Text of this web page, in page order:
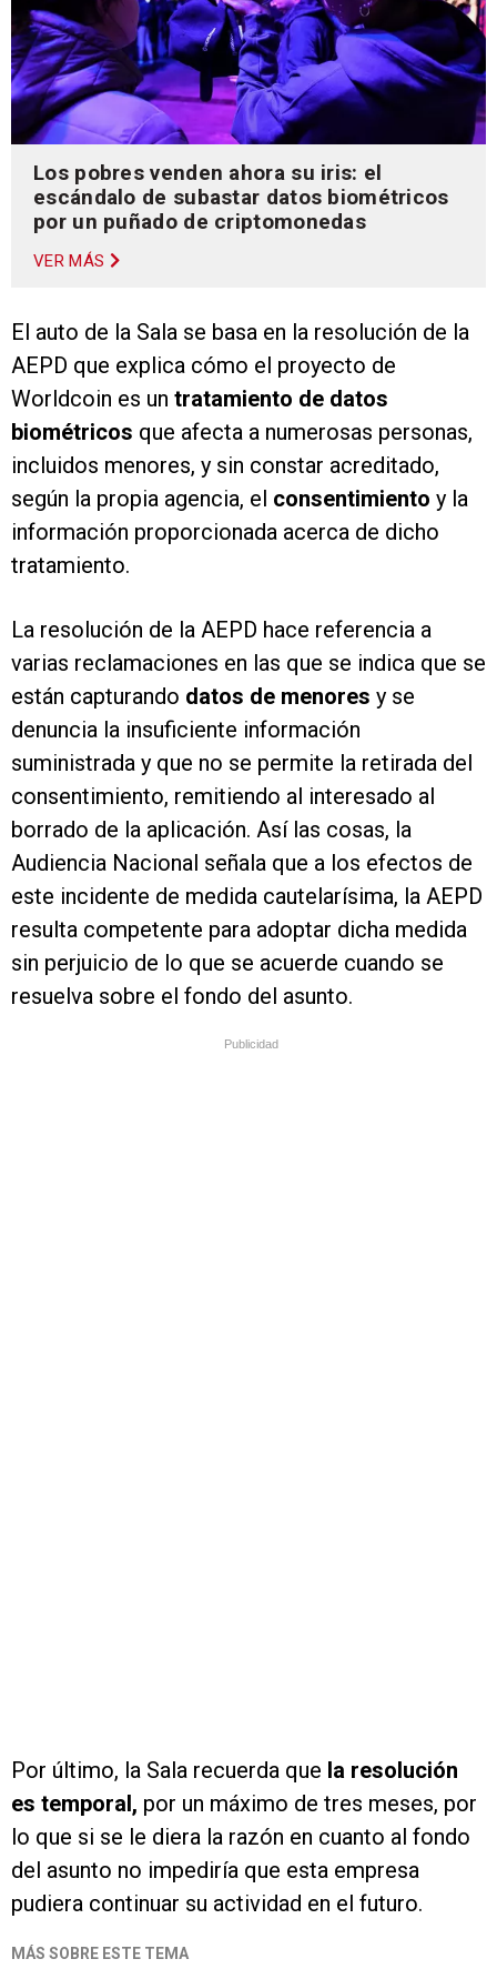
Los pobres venden ahora su iris: el
escándalo de subastar datos biométricos
por un puñado de criptomonedas
VER MÁS
El auto de la Sala se basa en la resolución de la
AEPD que explica cómo el proyecto de
Worldcoin es un tratamiento de datos
biométricos que afecta a numerosas personas,
incluidos menores, y sin constar acreditado,
según la propia agencia, el consentimiento y la
información proporcionada acerca de dicho
tratamiento.
La resolución de la AEPD hace referencia a
varias reclamaciones en las que se indica que se
están capturando datos de menores y se
denuncia la insuficiente información
suministrada y que no se permite la retirada del
consentimiento, remitiendo al interesado al
borrado de la aplicación. Así las cosas, la
Audiencia Nacional señala que a los efectos de
este incidente de medida cautelarísima, la AEPD
resulta competente para adoptar dicha medida
sin perjuicio de lo que se acuerde cuando se
resuelva sobre el fondo del asunto.
Publicidad
Por último, la Sala recuerda que la resolución
es temporal, por un máximo de tres meses, por
lo que si se le diera la razón en cuanto al fondo
del asunto no impediría que esta empresa
pudiera continuar su actividad en el futuro.
MÁS SOBRE ESTE TEMA